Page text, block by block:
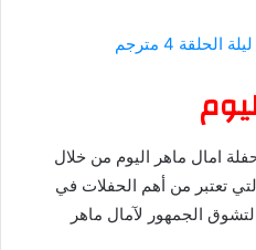
4 مترجم
امال ماهر اليوم من خلال
تعتبر من أهم الحفلات في
السعودي 94 نظرا لتشوق الجمهور لآمال ماهر